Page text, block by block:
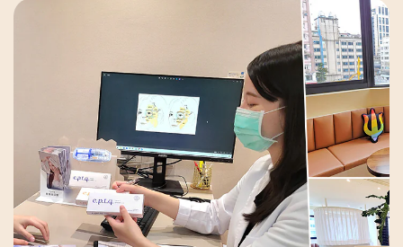
臉的事，連私密處都值得被好好對待！我現在會笑著
跟姐妹們說：「我們都會保養臉，怎麼能忽略那個陪
我們多年的『閨蜜部位』呢？」不管歲月的增長！抓
住年輕的秘訣就是-從內而外都要緊緻有彈性💎 為什
麼我選琢月診所？專業女性醫師團隊，懂妳的尷尬與
需要隱密舒適的空間，隨時都能放鬆，從踏進門就感
覺被呵護優質服務不推銷，價格透明，術前術後的照
顧講解得很仔細保養不是為了別人，而是讓自己重新
找回自在與自信謝謝琢月，讓我重新能笑得更放鬆、
不再害怕「那個瞬間」！
後保養品這邊也有海芙音波拉提，老實說看到MINT
拉提之前我是想來做這個欸～～但後來研究覺得
MINT效果更立即又撐比較久，就變心了XDDDD填
完基本資料接著就可以進入診間看診，這位就是我預
約的陳南宏 院長了～在這裡必需稱讚一下陳院長，
諮詢的第一印象給我非常好！一定要大大加分一
下！！！還記得推薦我的朋友說陳南宏醫師很老實，
真的不假！！！言談之中很清楚可以感受到陳院長是
個非常認真、誠懇、不會花言巧語的實在醫生，跟以
往接觸過很多隨便看兩下就要推療程的醫師不同（有
的診所甚至都連醫師的影子都看不見），陳醫師是真
在臉部消除動態紋路跟修飾臉型（注射咀嚼肌瘦小
臉），也能用來修飾頸肩線條跟瘦小腿肌。看到很多
人推薦琢月診所，就馬上預約來試試看！琢月診所位
於忠孝復興站東區地下街14號出口旁，出口走出來
看到康是美，由康是美轉角旁邊的大樓進去上5樓就
到了唷！進入香檳大廈，直接走上二樓搭乘電梯至五
樓就到囉！入內後完全就是仙境呀～ 裡面超美、不
像診所，反而像是網美會去打卡拍照的咖啡廳護理師
們也服務得溫柔又熱忱！一進來就先帶領我們到VIP
室入座，還有茶點、咖啡招待。之後我請妹妹陪我一
起進去給院長-陳南宏醫師做諮詢。說到這，其實很